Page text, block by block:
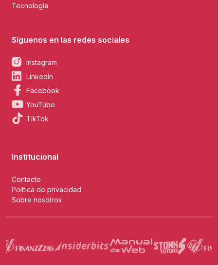
Tecnología
Síguenos en las redes sociales
Instagram
LinkedIn
Facebook
YouTube
TikTok
Institucional
Contacto
Política de privacidad
Sobre nosotros